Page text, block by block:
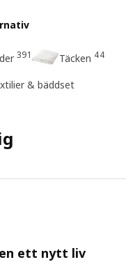
391 Täcken 44
& bäddset
ett nytt liv